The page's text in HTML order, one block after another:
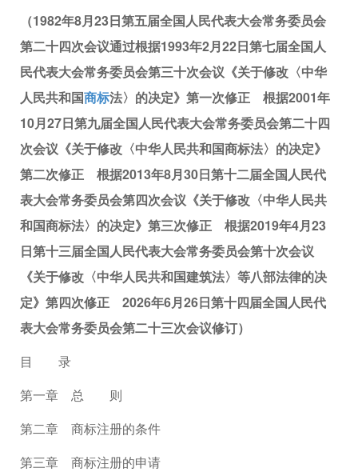
（1982年8月23日第五届全国人民代表大会常务委员会
第二十四次会议通过根据1993年2月22日第七届全国人
民代表大会常务委员会第三十次会议《关于修改〈中华
人民共和国商标法〉的决定》第一次修正 根据2001年
10月27日第九届全国人民代表大会常务委员会第二十四
次会议《关于修改〈中华人民共和国商标法〉的决定》
第二次修正 根据2013年8月30日第十二届全国人民代
表大会常务委员会第四次会议《关于修改〈中华人民共
和国商标法〉的决定》第三次修正 根据2019年4月23
日第十三届全国人民代表大会常务委员会第十次会议
《关于修改〈中华人民共和国建筑法〉等八部法律的决
定》第四次修正 2026年6月26日第十四届全国人民代
表大会常务委员会第二十三次会议修订）
目 录
第一章 总 则
第二章 商标注册的条件
第三章 商标注册的申请